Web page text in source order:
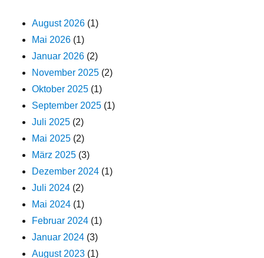
August 2026 (1)
Mai 2026 (1)
Januar 2026 (2)
November 2025 (2)
Oktober 2025 (1)
September 2025 (1)
Juli 2025 (2)
Mai 2025 (2)
März 2025 (3)
Dezember 2024 (1)
Juli 2024 (2)
Mai 2024 (1)
Februar 2024 (1)
Januar 2024 (3)
August 2023 (1)